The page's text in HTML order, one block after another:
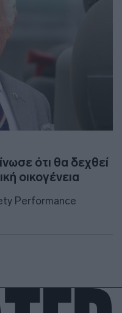
ότι θα δεχθεί
οικογένεια
Performance